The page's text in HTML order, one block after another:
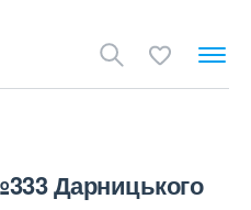
Дарницького